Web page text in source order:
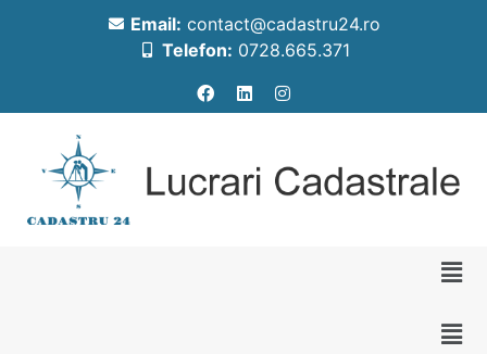
Email: contact@cadastru24.ro
Telefon: 0728.665.371